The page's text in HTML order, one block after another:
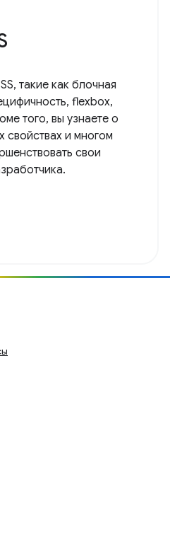
такие как блочная
flexbox,
того, вы узнаете о
свойствах и многом
свои